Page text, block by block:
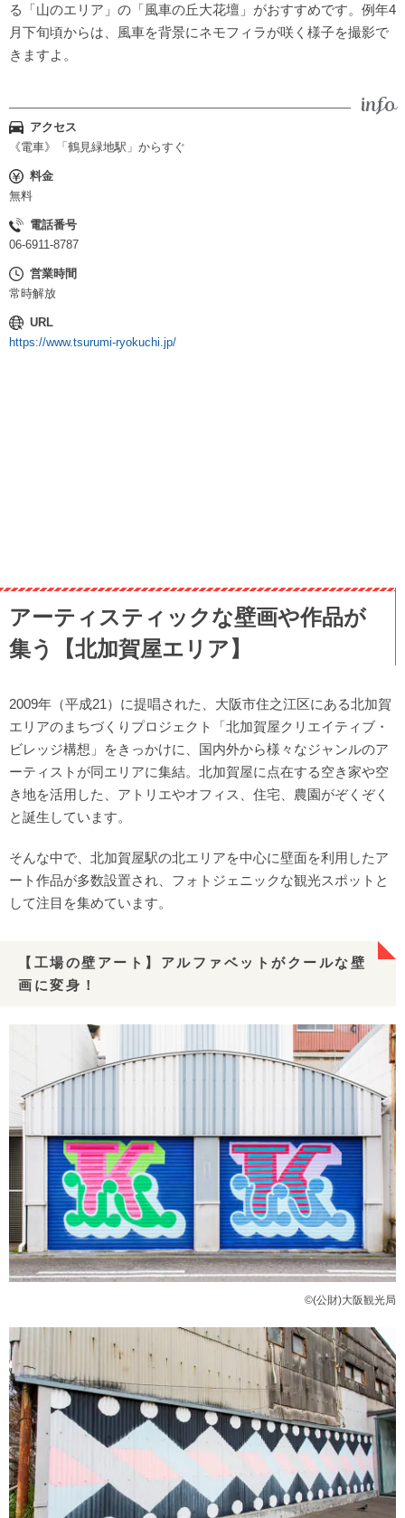
る「山のエリア」の「風車の丘大花壇」がおすすめです。例年4
月下旬頃からは、風車を背景にネモフィラが咲く様子を撮影で
きますよ。
アクセス
《電車》「鶴見緑地駅」からすぐ
料金
無料
電話番号
06-6911-8787
営業時間
常時解放
URL
https://www.tsurumi-ryokuchi.jp/
アーティスティックな壁画や作品が
集う【北加賀屋エリア】
2009年（平成21）に提唱された、大阪市住之江区にある北加賀
エリアのまちづくりプロジェクト「北加賀屋クリエイティブ・
ビレッジ構想」をきっかけに、国内外から様々なジャンルのア
ーティストが同エリアに集結。北加賀屋に点在する空き家や空
き地を活用した、アトリエやオフィス、住宅、農園がぞくぞく
と誕生しています。
そんな中で、北加賀屋駅の北エリアを中心に壁面を利用したア
ート作品が多数設置され、フォトジェニックな観光スポットと
して注目を集めています。
【工場の壁アート】アルファベットがクールな壁
画に変身！
©(公財)大阪観光局